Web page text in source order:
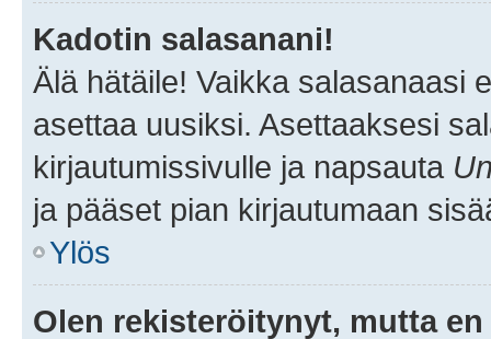
Kadotin salasanani!
Älä hätäile! Vaikka salasanaasi
asettaa uusiksi. Asettaaksesi
kirjautumissivulle ja napsauta
ja pääset pian kirjautumaan
Ylös
Olen rekisteröitynyt, mutta